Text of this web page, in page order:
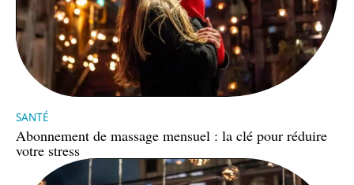
SANTÉ
Abonnement de massage mensuel : la clé pour réduire
votre stress